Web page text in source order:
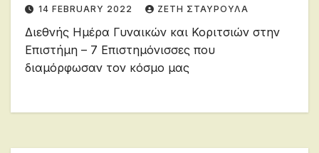
14 FEBRUARY 2022 ΖΕΤΗ ΣΤΑΥΡΟΥΛΑ
Διεθνής Ημέρα Γυναικών και Κοριτσιών στην
Επιστήμη – 7 Επιστημόνισσες που
διαμόρφωσαν τον κόσμο μας